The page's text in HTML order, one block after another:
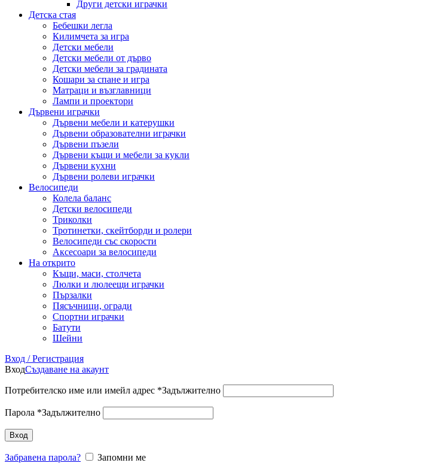
Други детски играчки
Детска стая
Бебешки легла
Килимчета за игра
Детски мебели
Детски мебели от дърво
Детски мебели за градината
Кошари за спане и игра
Матраци и възглавници
Лампи и проектори
Дървени играчки
Дървени мебели и катерушки
Дървени образователни играчки
Дървени пъзели
Дървени къщи и мебели за кукли
Дървени кухни
Дървени ролеви играчки
Велосипеди
Колела баланс
Детски велосипеди
Триколки
Тротинетки, скейтборди и ролери
Велосипеди със скорости
Аксесоари за велосипеди
На открито
Къщи, маси, столчета
Люлки и люлеещи играчки
Пързалки
Пясъчници, огради
Спортни играчки
Батути
Шейни
Вход / Регистрация
ВходСъздаване на акаунт
Потребителско име или имейл адрес *Задължително
Парола *Задължително
Вход
Забравена парола?
Запомни ме